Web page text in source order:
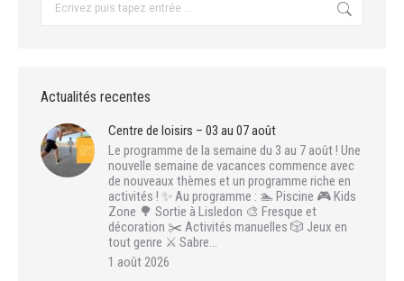
Actualités recentes
Centre de loisirs – 03 au 07 août
Le programme de la semaine du 3 au 7 août ! Une
nouvelle semaine de vacances commence avec
de nouveaux thèmes et un programme riche en
activités ! ✨ Au programme : 🏊 Piscine 🎮 Kids
Zone 🌳 Sortie à Lisledon 🎨 Fresque et
décoration ✂️ Activités manuelles 🎲 Jeux en
tout genre ⚔️ Sabre…
1 août 2026